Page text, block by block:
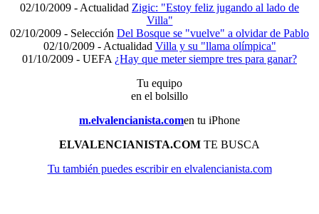
02/10/2009 - Actualidad Zigic: "Estoy feliz jugando al lado de
Villa"
02/10/2009 - Selección Del Bosque se "vuelve" a olvidar de Pablo
02/10/2009 - Actualidad Villa y su "llama olímpica"
01/10/2009 - UEFA ¿Hay que meter siempre tres para ganar?
Tu equipo
en el bolsillo
m.elvalencianista.comen tu iPhone
ELVALENCIANISTA.COM TE BUSCA
Tu también puedes escribir en elvalencianista.com